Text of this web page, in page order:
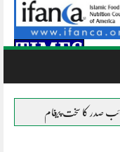
پیغام نظام ناکام ہو چکا